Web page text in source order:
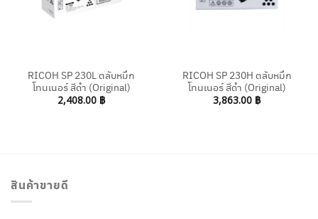
RICOH SP 230L ตลับหมึก
โทนเนอร์ สีดำ (Original)
2,408.00 ฿
RICOH SP 230H ตลับหมึก
โทนเนอร์ สีดำ (Original)
3,863.00 ฿
สินค้าขายดี